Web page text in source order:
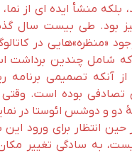
بلکه منشأ ایده ای از
نیز بود. طی بیست سال
«منظره»هایی در
که شامل چندین برداشت
آنکه تصمیمی برنامه
تصادفی بوده است. وقتی
دو و دوشس ائوستا در
حین انتظار برای ورود
به سادگی تغییر